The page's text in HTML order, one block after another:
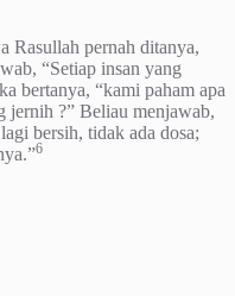
Rasullah pernah ditanya,
“Setiap insan yang
bertanya, “kami paham apa
jernih ?” Beliau menjawab,
bersih, tidak ada dosa;
6